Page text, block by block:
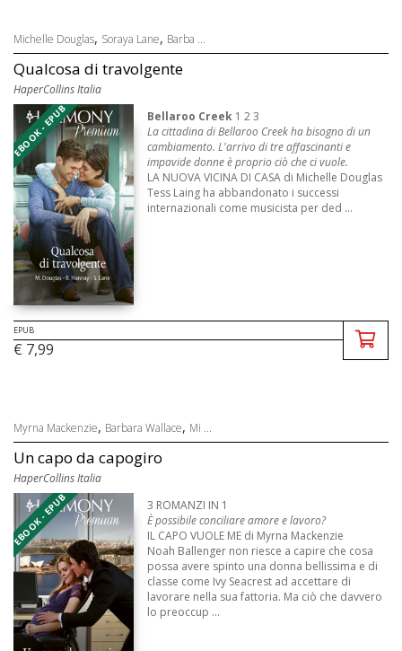
Michelle Douglas, Soraya Lane, Barba ...
Qualcosa di travolgente
HaperCollins Italia
EBOOK - EPUB Bellaroo Creek 1 2 3
La cittadina di Bellaroo Creek ha bisogno di un
cambiamento. L'arrivo di tre affascinanti e
impavide donne è proprio ciò che ci vuole.
LA NUOVA VICINA DI CASA di Michelle Douglas
Tess Laing ha abbandonato i successi
internazionali come musicista per ded ...
EPUB
€ 7,99
Myrna Mackenzie, Barbara Wallace, Mi ...
Un capo da capogiro
HaperCollins Italia
EBOOK - EPUB
3 ROMANZI IN 1
È possibile conciliare amore e lavoro?
IL CAPO VUOLE ME di Myrna Mackenzie
Noah Ballenger non riesce a capire che cosa
possa avere spinto una donna bellissima e di
classe come Ivy Seacrest ad accettare di
lavorare nella sua fattoria. Ma ciò che davvero
lo preoccup ...